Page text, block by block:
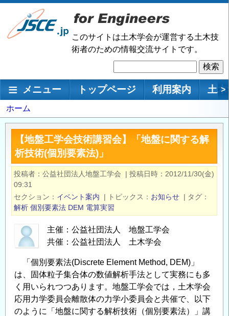
メ
ン
移
このサイトは土木学会が運営する土木技
術者のための情報交流サイトです。
索
メインナビゲーション
メニュー トップページ 利用案内 土 >
パ
ン
ず
ホーム
【地盤工学会技術講習会】「地盤に関する解
析技術(個別要素法)」
投稿者 公益社団法人地盤工学会 | 投稿日時
2012/11/30(金)
09:31
セクション
イベント案内 | トピックス お知らせ | タグ
解析 個別要素法 DEM 電算実習
主催：公益社団法人 地盤工学会
共催：公益社団法人 土木学会
「個別要素法(Discrete Element Method, DEM)」
は、固体粒子集合体の数値解析手法として実務にも多
く用いられつつあります。地盤工学会では，土木学会
応用力学委員会離散体の力学小委員会と共催で、以下
のように「地盤に関する解析技術（個別要素法）」講